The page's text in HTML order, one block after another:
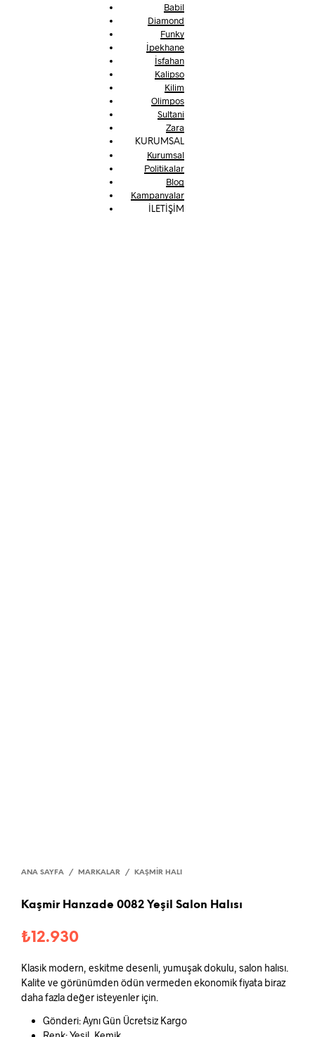
Babil
Diamond
Funky
İpekhane
İsfahan
Kalipso
Kilim
Olimpos
Sultani
Zara
KURUMSAL
Kurumsal
Politikalar
Blog
Kampanyalar
İLETİŞİM
ANA SAYFA / MARKALAR / KAŞMIR HALI
Kaşmir Hanzade 0082 Yeşil Salon Halısı
₺12.930
Klasik modern, eskitme desenli, yumuşak dokulu, salon halısı.
Kalite ve görünümden ödün vermeden ekonomik fiyata biraz
daha fazla değer isteyenler için.
Gönderi: Aynı Gün Ücretsiz Kargo